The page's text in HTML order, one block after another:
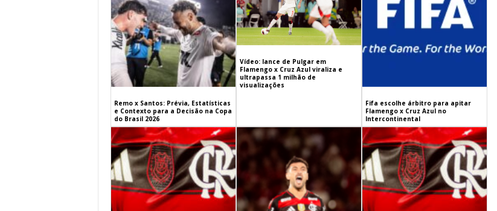
Remo x Santos: Prévia, Estatísticas
e Contexto para a Decisão na Copa
do Brasil 2026
Vídeo: lance de Pulgar em
Flamengo x Cruz Azul viraliza e
ultrapassa 1 milhão de
visualizações
Fifa escolhe árbitro para apitar
Flamengo x Cruz Azul no
Intercontinental